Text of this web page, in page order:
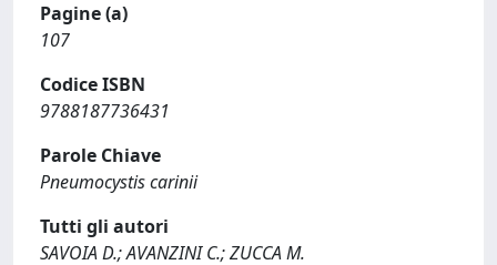
Pagine (a)
107
Codice ISBN
9788187736431
Parole Chiave
Pneumocystis carinii
Tutti gli autori
SAVOIA D.; AVANZINI C.; ZUCCA M.